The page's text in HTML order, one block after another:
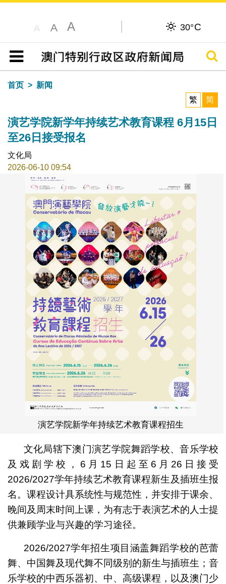
A A A 30°C
目录
搜寻
首页
新闻
繁
简
演艺学院新学年持续艺术教育课程 6月15日
至26日接受报名
文化局
2026-06-10 09:54
演艺学院新学年持续艺术教育课程招生
文化局辖下澳门演艺学院舞蹈学校、音乐学校
及戏剧学校，6月15日起至6月26日接受
2026/2027学年持续艺术教育课程新生及插班生报
名。课程设计具系统性与规范性，并安排于课余、
晚间及周末时间上课，为有志于表演艺术的人士提
供兼顾学业与兴趣的学习途径。
2026/2027学年招生项目涵盖舞蹈学校的芭蕾
舞、中国舞及现代舞不同级别的新生与插班生；音
乐学校的中西乐器初、中、高级课程，以及澳门少